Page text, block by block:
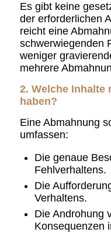
Es gibt keine
der erforderlichen
reicht eine
schwerwiegenden
weniger
mehrere
2. Welche Inhalte
haben?
Eine Abmahnung
umfassen:
Die genaue
Fehlverhaltens.
Die
Verhaltens.
Die Androhung
Konsequenzen